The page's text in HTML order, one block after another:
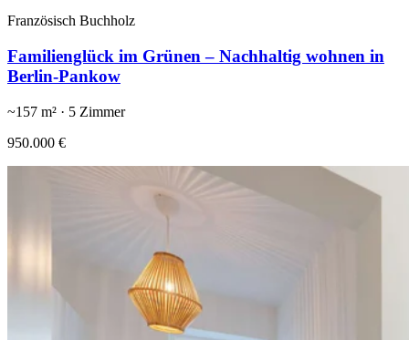
Französisch Buchholz
Familienglück im Grünen – Nachhaltig wohnen in
Berlin-Pankow
~157 m² · 5 Zimmer
950.000 €